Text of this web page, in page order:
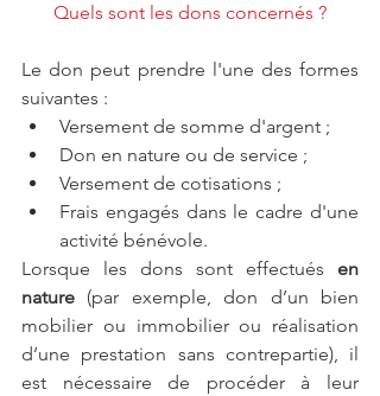
Quels sont les dons concernés ?
Le don peut prendre l'une des formes
suivantes :
Versement de somme d'argent ;
Don en nature ou de service ;
Versement de cotisations ;
Frais engagés dans le cadre d'une
activité bénévole.
Lorsque les dons sont effectués en
nature (par exemple, don d’un bien
mobilier ou immobilier ou réalisation
d’une prestation sans contrepartie), il